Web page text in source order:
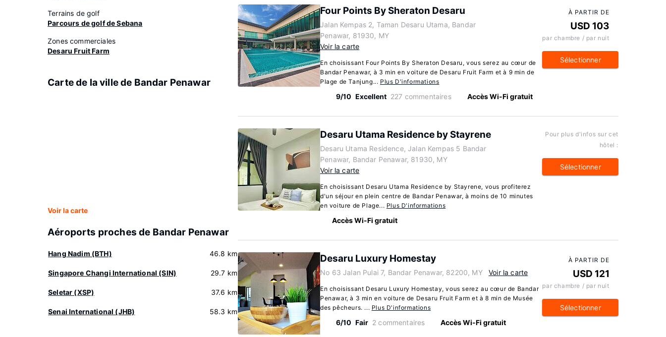
Terrains de golf
Parcours de golf de Sebana
Zones commerciales
Desaru Fruit Farm
Carte de la ville de Bandar Penawar
Voir la carte
Aéroports proches de Bandar Penawar
Hang Nadim (BTH) 46.8 km
Singapore Changi International (SIN) 29.7 km
Seletar (XSP) 37.6 km
Senai International (JHB) 58.3 km
Four Points By Sheraton Desaru
Jalan Kempas 2, Taman Desaru Utama, Bandar
Penawar, 81930, MY
Voir la carte
En choisissant Four Points By Sheraton Desaru, vous serez au cœur de
Bandar Penawar, à 3 min en voiture de Desaru Fruit Farm et à 9 min de
Plage de Tanjung... Plus D'informations
9/10 Excellent 227 commentaires Accès Wi-Fi gratuit
À PARTIR DE
USD 103
par chambre / par nuit
Sélectionner
Desaru Utama Residence by Stayrene
Desaru Utama Residence, Jalan Kempas 5 Bandar
Penawar, Bandar Penawar, 81930, MY
Voir la carte
En choisissant Desaru Utama Residence by Stayrene, vous profiterez
d'un séjour en plein centre de Bandar Penawar, à moins de 10 minutes
en voiture de Plage... Plus D'informations
Accès Wi-Fi gratuit
Pour plus d'infos sur cet
hôtel :
Sélectionner
Desaru Luxury Homestay
No 63 Jalan Pulai 7, Bandar Penawar, 82200, MY Voir la carte
En choisissant Desaru Luxury Homestay, vous serez au cœur de Bandar
Penawar, à 3 min en voiture de Desaru Fruit Farm et à 8 min de Musée
des pêcheurs. ... Plus D'informations
6/10 Fair 2 commentaires Accès Wi-Fi gratuit
À PARTIR DE
USD 121
par chambre / par nuit
Sélectionner